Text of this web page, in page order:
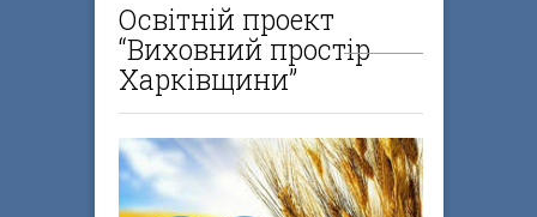
Освітній проект
“Виховний простір
Харківщини”